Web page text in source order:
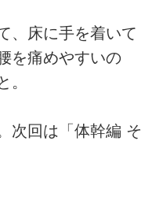
、床に手を着いて
を痛めやすいの
。
次回は「体幹編 そ